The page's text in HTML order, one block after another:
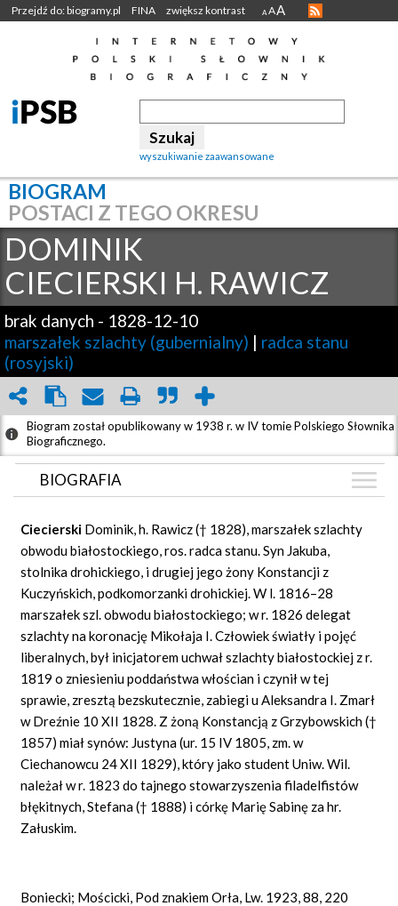
Przejdź do: biogramy.pl FINA zwiększ kontrast A AA
wyszukiwanie zaawansowane
BIOGRAM
POSTACI Z TEGO OKRESU
DOMINIK
CIECIERSKI H. RAWICZ
brak danych - 1828-12-10
marszałek szlachty (gubernialny) | radca stanu
(rosyjski)
Biogram został opublikowany w 1938 r. w IV tomie Polskiego Słownika
Biograficznego.
BIOGRAFIA
GRAF POWIĄZAŃ
DYSKUSJA
Mapa
Ciecierski Dominik, h. Rawicz († 1828), marszałek szlachty
obwodu białostockiego, ros. radca stanu. Syn Jakuba,
stolnika drohickiego, i drugiej jego żony Konstancji z
Kuczyńskich, podkomorzanki drohickiej. W l. 1816–28
marszałek szl. obwodu białostockiego; w r. 1826 delegat
szlachty na koronację Mikołaja I. Człowiek światły i pojęć
liberalnych, był inicjatorem uchwał szlachty białostockiej z r.
1819 o zniesieniu poddaństwa włościan i czynił w tej
sprawie, zresztą bezskutecznie, zabiegi u Aleksandra I. Zmarł
w Dreźnie 10 XII 1828. Z żoną Konstancją z Grzybowskich (†
1857) miał synów: Justyna (ur. 15 IV 1805, zm. w
Ciechanowcu 24 XII 1829), który jako student Uniw. Wil.
należał w r. 1823 do tajnego stowarzyszenia filadelfistów
błękitnych, Stefana († 1888) i córkę Marię Sabinę za hr.
Załuskim.
Boniecki; Mościcki, Pod znakiem Orła, Lw. 1923, 88, 220